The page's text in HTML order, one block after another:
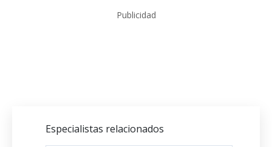
Publicidad
Especialistas relacionados